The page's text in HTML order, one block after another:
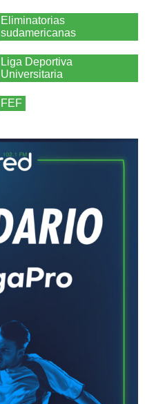
Eliminatorias
sudamericanas
Liga Deportiva
Universitaria
FEF